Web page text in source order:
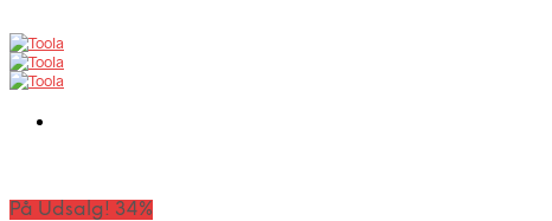
På Udsalg! 34%